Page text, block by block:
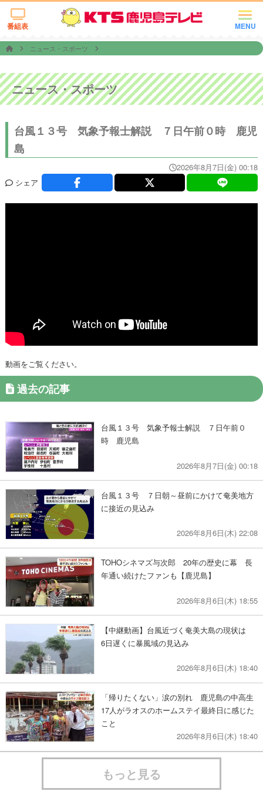
MENU
番組表
ニュース・スポーツ
ニュース・スポーツ
台風１３号 気象予報士解説 ７日午前０時 鹿児
島
2026年8月7日(金) 00:18
シェア
動画をご覧ください。
過去の記事
台風１３号 気象予報士解説 ７日午前０
時 鹿児島
2026年8月7日(金) 00:18
台風１３号 ７日朝～昼前にかけて奄美地方
に接近の見込み
2026年8月6日(木) 22:08
TOHOシネマズ与次郎 20年の歴史に幕 長
年通い続けたファンも【鹿児島】
2026年8月6日(木) 18:55
【中継動画】台風近づく奄美大島の現状は
6日遅くに暴風域の見込み
2026年8月6日(木) 18:40
「帰りたくない」涙の別れ 鹿児島の中高生
17人がラオスのホームステイ最終日に感じた
こと
2026年8月6日(木) 18:40
もっと見る